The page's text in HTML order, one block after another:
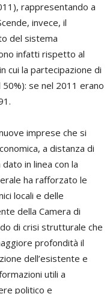
rappresentando a
invece, il
del sistema
infatti rispetto al
cui la partecipazione di
se nel 2011 erano
imprese che si
a distanza di
in linea con la
ha rafforzato le
locali e delle
della Camera di
di crisi strutturale che
profondità il
dell’esistente e
utili a
politico e